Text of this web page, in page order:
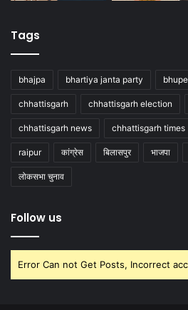
Tags
bhajpa bhartiya janta party
chhattisgarh chhattisgarh election
chhattisgarh news chhattisgarh times
raipur कांग्रेस बिलासपुर भाजपा
लोकसभा चुनाव
Follow us
Error Can not Get Posts, Incorrect